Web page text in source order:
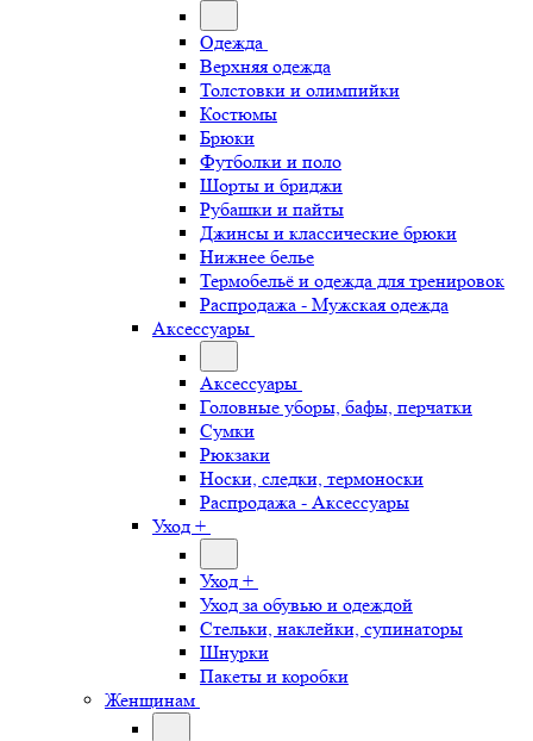
Одежда
Верхняя одежда
Толстовки и олимпийки
Костюмы
Брюки
Футболки и поло
Шорты и бриджи
Рубашки и пайты
Джинсы и классические брюки
Нижнее белье
Термобельё и одежда для тренировок
Распродажа - Мужская одежда
Аксессуары
Аксессуары
Головные уборы, бафы, перчатки
Сумки
Рюкзаки
Носки, следки, термоноски
Распродажа - Аксессуары
Уход +
Уход +
Уход за обувью и одеждой
Стельки, наклейки, супинаторы
Шнурки
Пакеты и коробки
Женщинам